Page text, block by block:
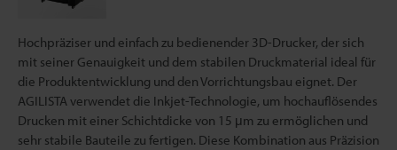
Hochpräziser und einfach zu bedienender 3D-Drucker, der sich
mit seiner Genauigkeit und dem stabilen Druckmaterial ideal für
die Produktentwicklung und den Vorrichtungsbau eignet. Der
AGILISTA verwendet die Inkjet-Technologie, um hochauflösendes
Drucken mit einer Schichtdicke von 15 μm zu ermöglichen und
sehr stabile Bauteile zu fertigen. Diese Kombination aus Präzision